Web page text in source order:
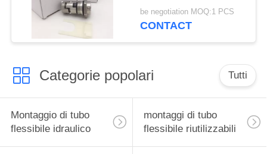
12mm
be negotiation MOQ:1 PCS
CONTACT
Categorie popolari Tutti
Montaggio di tubo
flessibile idraulico
montaggi di tubo
flessibile riutilizzabili